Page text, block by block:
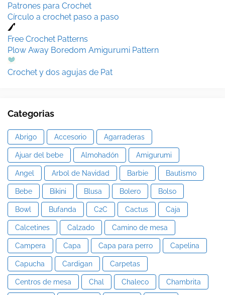
Patrones para Crochet
Círculo a crochet paso a paso
Free Crochet Patterns
Plow Away Boredom Amigurumi Pattern
Crochet y dos agujas de Pat
Categorias
Abrigo Accesorio Agarraderas
Ajuar del bebe Almohadón Amigurumi
Angel Arbol de Navidad Barbie Bautismo
Bebe Bikini Blusa Bolero Bolso
Bowl Bufanda C2C Cactus Caja
Calcetines Calzado Camino de mesa
Campera Capa Capa para perro Capelina
Capucha Cardigan Carpetas
Centros de mesa Chal Chaleco Chambrita